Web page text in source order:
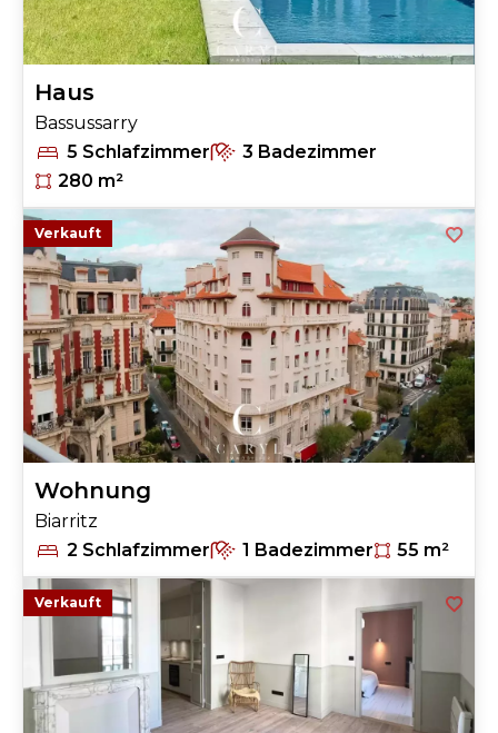
Haus
Bassussarry
5 Schlafzimmer
3 Badezimmer
280 m²
Verkauft
Wohnung
Biarritz
2 Schlafzimmer
1 Badezimmer 55 m²
Verkauft